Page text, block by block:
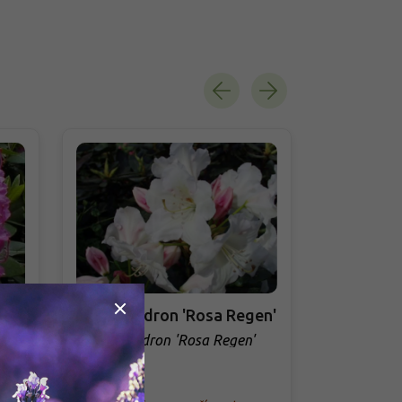
Rododendron 'Rosa Regen'
Rhododendron 'Rosa Regen'